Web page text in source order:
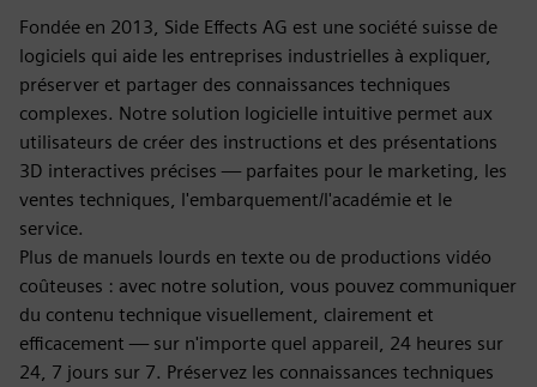
Fondée en 2013, Side Effects AG est une société suisse de
logiciels qui aide les entreprises industrielles à expliquer,
préserver et partager des connaissances techniques
complexes. Notre solution logicielle intuitive permet aux
utilisateurs de créer des instructions et des présentations
3D interactives précises — parfaites pour le marketing, les
ventes techniques, l'embarquement/l'académie et le
service.
Plus de manuels lourds en texte ou de productions vidéo
coûteuses : avec notre solution, vous pouvez communiquer
du contenu technique visuellement, clairement et
efficacement — sur n'importe quel appareil, 24 heures sur
24, 7 jours sur 7. Préservez les connaissances techniques